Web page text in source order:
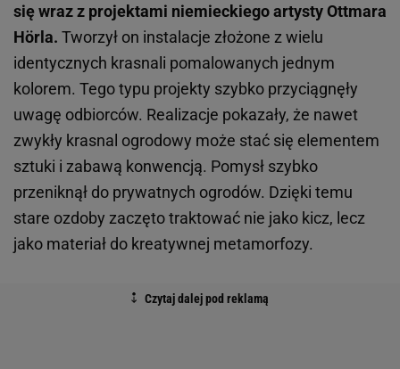
się wraz z projektami niemieckiego artysty Ottmara
Hörla. Tworzył on instalacje złożone z wielu
identycznych krasnali pomalowanych jednym
kolorem. Tego typu projekty szybko przyciągnęły
uwagę odbiorców. Realizacje pokazały, że nawet
zwykły krasnal ogrodowy może stać się elementem
sztuki i zabawą konwencją. Pomysł szybko
przeniknął do prywatnych ogrodów. Dzięki temu
stare ozdoby zaczęto traktować nie jako kicz, lecz
jako materiał do kreatywnej metamorfozy.